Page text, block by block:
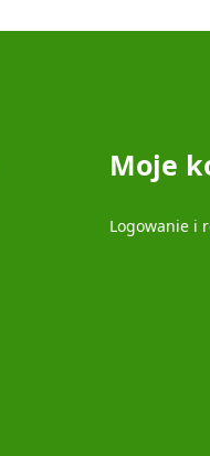
Moje
Logowanie i